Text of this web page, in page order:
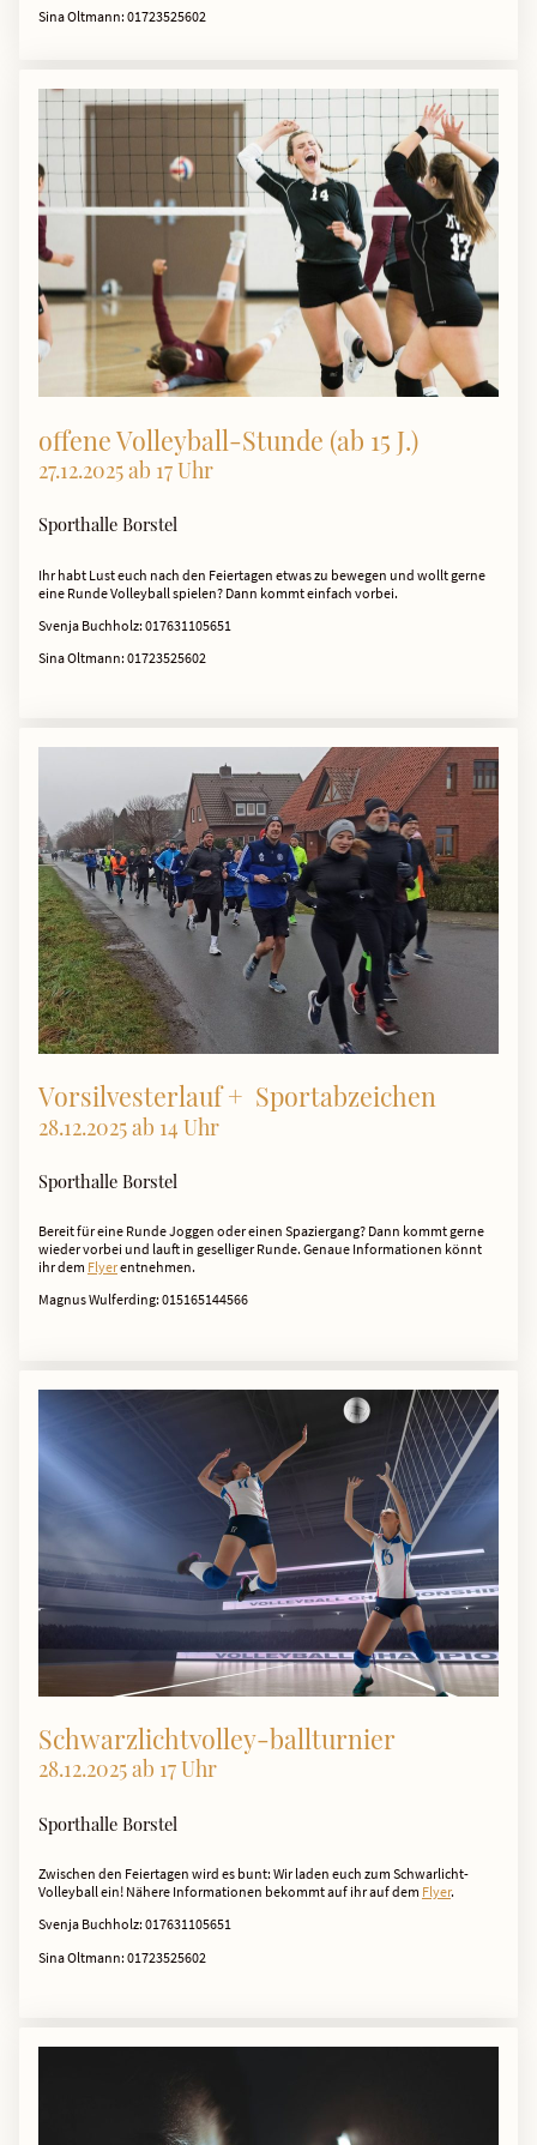
Sina Oltmann: 01723525602
offene Volleyball-Stunde (ab 15 J.)
27.12.2025 ab 17 Uhr
Sporthalle Borstel
Ihr habt Lust euch nach den Feiertagen etwas zu bewegen und wollt gerne
eine Runde Volleyball spielen? Dann kommt einfach vorbei.
Svenja Buchholz: 017631105651
Sina Oltmann: 01723525602
Vorsilvesterlauf + Sportabzeichen
28.12.2025 ab 14 Uhr
Sporthalle Borstel
Bereit für eine Runde Joggen oder einen Spaziergang? Dann kommt gerne
wieder vorbei und lauft in geselliger Runde. Genaue Informationen könnt
ihr dem Flyerentnehmen.
Magnus Wulferding: 015165144566
Schwarzlichtvolley-ballturnier
28.12.2025 ab 17 Uhr
Sporthalle Borstel
Zwischen den Feiertagen wird es bunt: Wir laden euch zum Schwarlicht-
Volleyball ein! Nähere Informationen bekommt auf ihr auf dem Flyer.
Svenja Buchholz: 017631105651
Sina Oltmann: 01723525602